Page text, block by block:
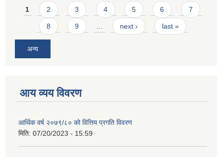
Pages
1 2 3 4 5 6 7
8 9 next › last »
अन्य
आय व्यय विवरण
आर्थिक वर्ष २०७९/८० को वित्तिय प्रगति विवरण
मिति: 07/20/2023 - 15:59